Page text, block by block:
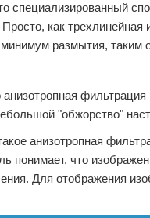
специализированный
как
размытия,
анизотропная
"обжорство"
анизотропная
понимает, что
Для отображения